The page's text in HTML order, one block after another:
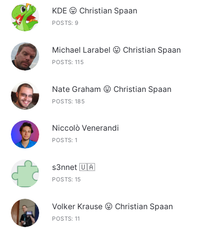
KDE 😛 Christian Spaan
POSTS: 9
Michael Larabel 😛 Christian Spaan
POSTS: 115
Nate Graham 😛 Christian Spaan
POSTS: 185
Niccolò Venerandi
POSTS: 1
s3nnet 🇺🇦
POSTS: 15
Volker Krause 😛 Christian Spaan
POSTS: 11